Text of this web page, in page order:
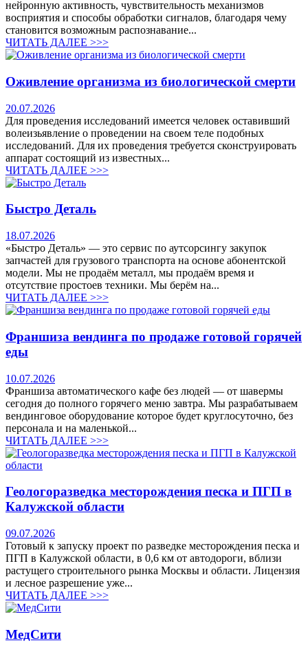
нейронную активность, чувствительность механизмов
восприятия и способы обработки сигналов, благодаря чему
становится возможным распознавание...
ЧИТАТЬ ДАЛЕЕ >>>
Оживление организма из биологической смерти
20.07.2026
Для проведения исследований имеется человек оставивший
волеизьявление о проведении на своем теле подобных
исследований. Для их проведения требуется сконструировать
аппарат состоящий из известных...
ЧИТАТЬ ДАЛЕЕ >>>
Быстро Деталь
18.07.2026
«Быстро Деталь» — это сервис по аутсорсингу закупок
запчастей для грузового транспорта на основе абонентской
модели. Мы не продаём металл, мы продаём время и
отсутствие простоев техники. Мы берём на...
ЧИТАТЬ ДАЛЕЕ >>>
Франшиза вендинга по продаже готовой горячей
еды
10.07.2026
Франшиза автоматического кафе без людей — от шавермы
сегодня до полного горячего меню завтра. Мы разрабатываем
вендинговое оборудование которое будет круглосуточно, без
персонала и на маленькой...
ЧИТАТЬ ДАЛЕЕ >>>
Геологоразведка месторождения песка и ПГП в
Калужской области
09.07.2026
Готовый к запуску проект по разведке месторождения песка и
ПГП в Калужской области, в 0,6 км от автодороги, вблизи
растущего строительного рынка Москвы и области. Лицензия
и лесное разрешение уже...
ЧИТАТЬ ДАЛЕЕ >>>
МедСити